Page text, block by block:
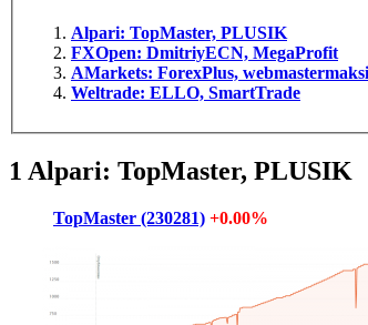
Alpari: TopMaster, PLUSIK
FXOpen: DmitriyECN, MegaProfit
AMarkets: ForexPlus,
Weltrade: ELLO, SmartTrade
1 Alpari: TopMaster, PLUSIK
TopMaster (230281) +0.00%